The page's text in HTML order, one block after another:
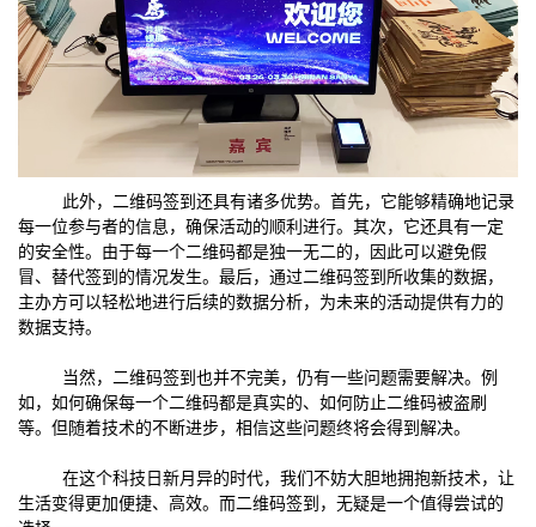
此外，二维码签到还具有诸多优势。首先，它能够精确地记录
每一位参与者的信息，确保活动的顺利进行。其次，它还具有一定
的安全性。由于每一个二维码都是独一无二的，因此可以避免假
冒、替代签到的情况发生。最后，通过二维码签到所收集的数据，
主办方可以轻松地进行后续的数据分析，为未来的活动提供有力的
数据支持。
当然，二维码签到也并不完美，仍有一些问题需要解决。例
如，如何确保每一个二维码都是真实的、如何防止二维码被盗刷
等。但随着技术的不断进步，相信这些问题终将会得到解决。
在这个科技日新月异的时代，我们不妨大胆地拥抱新技术，让
生活变得更加便捷、高效。而二维码签到，无疑是一个值得尝试的